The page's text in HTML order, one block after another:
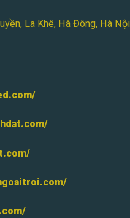
La Khê, Hà Đông, Hà Nội